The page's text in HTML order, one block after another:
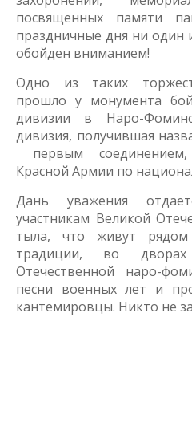
посвященных памяти
праздничные дня ни один
обойден вниманием!
Одно из таких
прошло у монумента
дивизии в Наро-
дивизия, получившая
первым
Красной Армии по
Дань уважения
участникам Великой
тыла, что живут
традиции, во
Отечественной наро-
песни военных лет и
кантемировцы. Никто не